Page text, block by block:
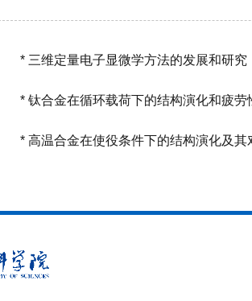
* 三维定量电子显微学方法的发展和研究
* 钛合金在循环载荷下的结构演化和疲劳
* 高温合金在使役条件下的结构演化及其